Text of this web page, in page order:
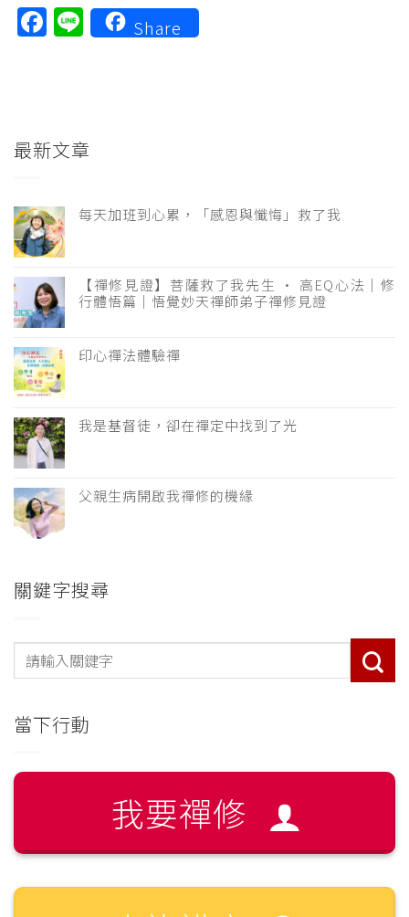
Facebook
LineShare
最新文章
每天加班到心累，「感恩與懺悔」救了我
【禪修見證】菩薩救了我先生 · 高EQ心法｜修
行體悟篇｜悟覺妙天禪師弟子禪修見證
印心禪法體驗禪
我是基督徒，卻在禪定中找到了光
父親生病開啟我禪修的機緣
關鍵字搜尋
當下行動
我要禪修